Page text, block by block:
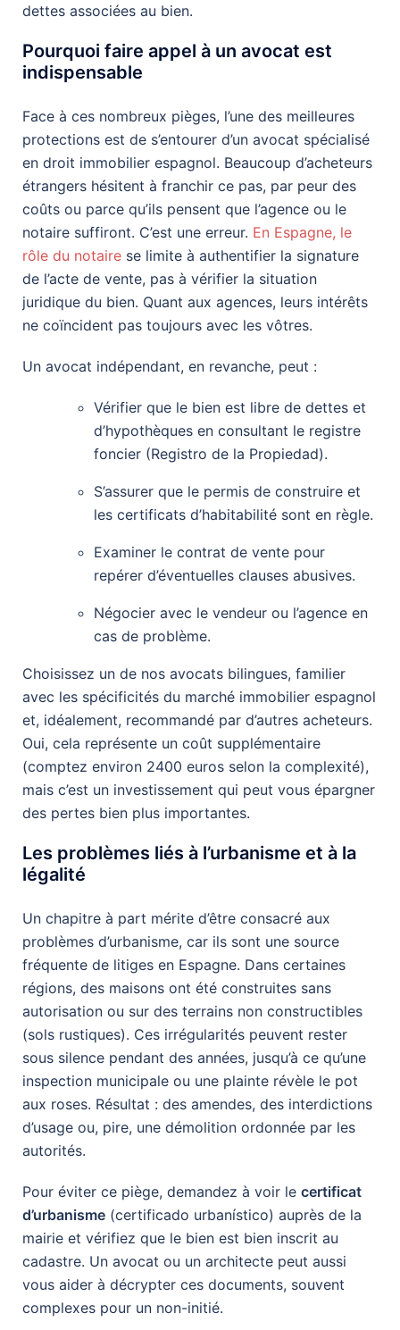
dettes associées au bien.
Pourquoi faire appel à un avocat est
indispensable
Face à ces nombreux pièges, l’une des meilleures
protections est de s’entourer d’un avocat spécialisé
en droit immobilier espagnol. Beaucoup d’acheteurs
étrangers hésitent à franchir ce pas, par peur des
coûts ou parce qu’ils pensent que l’agence ou le
notaire suffiront. C’est une erreur. En Espagne, le
rôle du notaire se limite à authentifier la signature
de l’acte de vente, pas à vérifier la situation
juridique du bien. Quant aux agences, leurs intérêts
ne coïncident pas toujours avec les vôtres.
Un avocat indépendant, en revanche, peut :
Vérifier que le bien est libre de dettes et
d’hypothèques en consultant le registre
foncier (Registro de la Propiedad).
S’assurer que le permis de construire et
les certificats d’habitabilité sont en règle.
Examiner le contrat de vente pour
repérer d’éventuelles clauses abusives.
Négocier avec le vendeur ou l’agence en
cas de problème.
Choisissez un de nos avocats bilingues, familier
avec les spécificités du marché immobilier espagnol
et, idéalement, recommandé par d’autres acheteurs.
Oui, cela représente un coût supplémentaire
(comptez environ 2400 euros selon la complexité),
mais c’est un investissement qui peut vous épargner
des pertes bien plus importantes.
Les problèmes liés à l’urbanisme et à la
légalité
Un chapitre à part mérite d’être consacré aux
problèmes d’urbanisme, car ils sont une source
fréquente de litiges en Espagne. Dans certaines
régions, des maisons ont été construites sans
autorisation ou sur des terrains non constructibles
(sols rustiques). Ces irrégularités peuvent rester
sous silence pendant des années, jusqu’à ce qu’une
inspection municipale ou une plainte révèle le pot
aux roses. Résultat : des amendes, des interdictions
d’usage ou, pire, une démolition ordonnée par les
autorités.
Pour éviter ce piège, demandez à voir le certificat
d’urbanisme (certificado urbanístico) auprès de la
mairie et vérifiez que le bien est bien inscrit au
cadastre. Un avocat ou un architecte peut aussi
vous aider à décrypter ces documents, souvent
complexes pour un non-initié.